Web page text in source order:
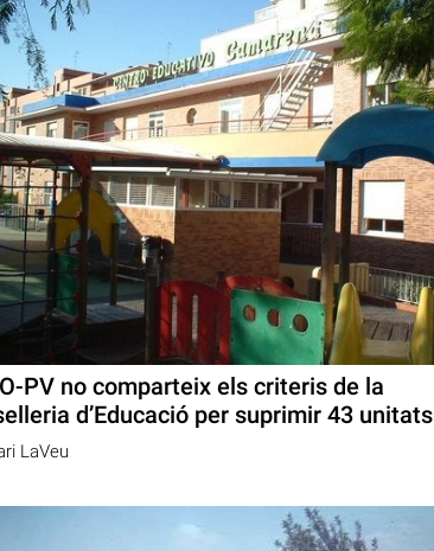
PV no comparteix els criteris de la
d’Educació per suprimir 43 unitats
LaVeu